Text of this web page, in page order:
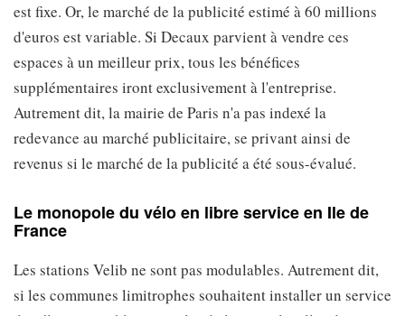
est fixe. Or, le marché de la publicité estimé à 60 millions
d'euros est variable. Si Decaux parvient à vendre ces
espaces à un meilleur prix, tous les bénéfices
supplémentaires iront exclusivement à l'entreprise.
Autrement dit, la mairie de Paris n'a pas indexé la
redevance au marché publicitaire, se privant ainsi de
revenus si le marché de la publicité a été sous-évalué.
Le monopole du vélo en libre service en Ile de
France
Les stations Velib ne sont pas modulables. Autrement dit,
si les communes limitrophes souhaitent installer un service